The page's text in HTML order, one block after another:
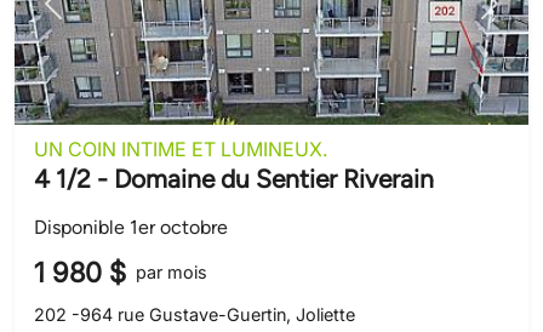
Précédent Suivant
UN COIN INTIME ET LUMINEUX.
4 1/2 - Domaine du Sentier Riverain
Disponible 1er octobre
1 980 $ par mois
202 -964 rue Gustave-Guertin, Joliette